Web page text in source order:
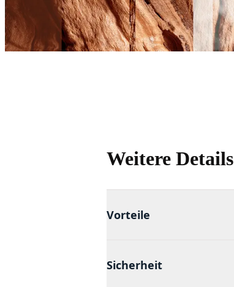
Weitere Details
Vorteile
Sicherheit